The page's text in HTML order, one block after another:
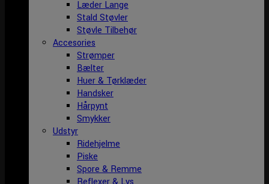
Læder Lange
Stald Støvler
Støvle Tilbehør
Accesories
Strømper
Bælter
Huer & Tørklæder
Handsker
Hårpynt
Smykker
Udstyr
Ridehjelme
Piske
Spore & Remme